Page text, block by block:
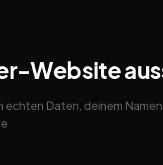
Website
echten Daten, deinem Namen,